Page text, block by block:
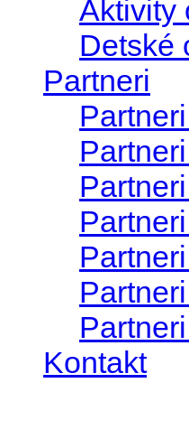
Aktivity
Detské
Partneri
Kontakt